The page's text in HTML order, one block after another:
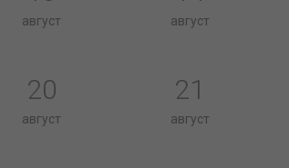
август август
20
август
21
август